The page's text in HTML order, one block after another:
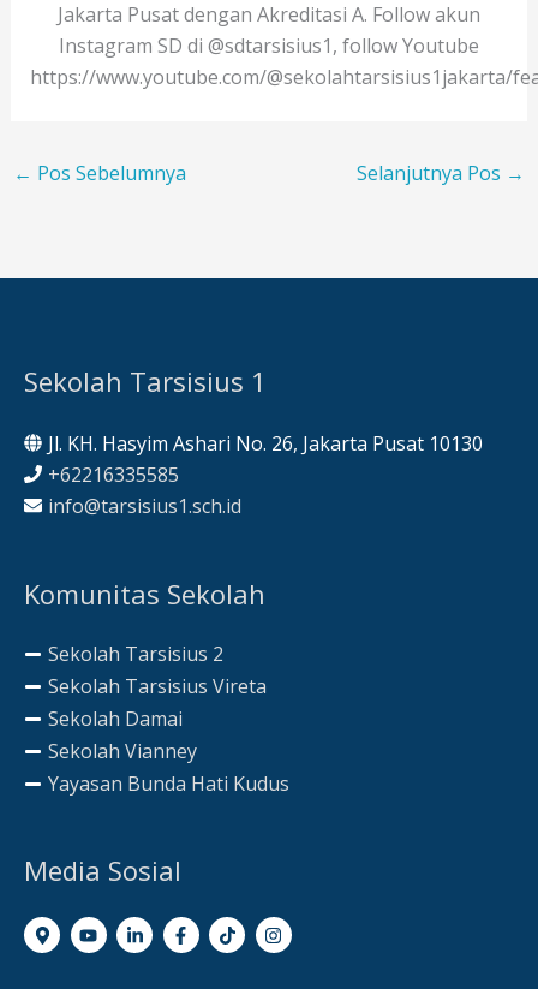
Jakarta Pusat dengan Akreditasi A. Follow akun
Instagram SD di @sdtarsisius1, follow Youtube
https://www.youtube.com/@sekolahtarsisius1jakarta/
← Pos Sebelumnya Selanjutnya Pos →
Sekolah Tarsisius 1
Jl. KH. Hasyim Ashari No. 26, Jakarta Pusat 10130
+62216335585
info@tarsisius1.sch.id
Komunitas Sekolah
Sekolah Tarsisius 2
Sekolah Tarsisius Vireta
Sekolah Damai
Sekolah Vianney
Yayasan Bunda Hati Kudus
Media Sosial